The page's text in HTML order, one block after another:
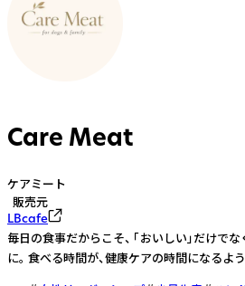
Care Meat
ケアミート
販売元
LBcafe
毎日の食事だからこそ、 「おいしい」だけで
に。 食べる時間が、健康ケアの時間になるよう